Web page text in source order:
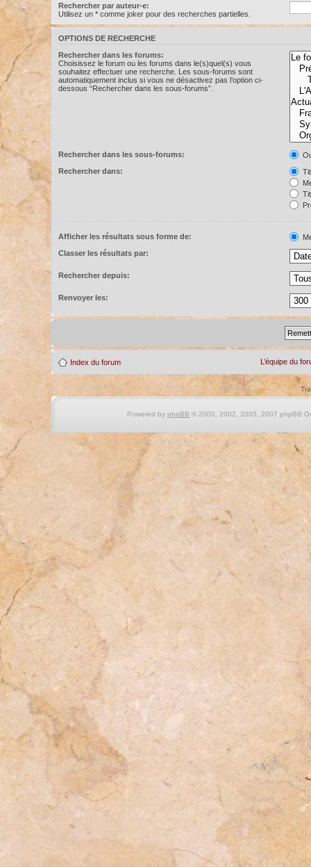
Rechercher par auteur-e:
Utilisez un * comme joker pour des recherches partielles.
OPTIONS DE RECHERCHE
Rechercher dans les forums:
Choisissez le forum ou les forums dans le(s)quel(s) vous
souhaitez effectuer une recherche. Les sous-forums sont
automatiquement inclus si vous ne désactivez pas l’option ci-
dessous “Rechercher dans les sous-forums”.
Rechercher dans les sous-forums:
Rechercher dans:
Afficher les résultats sous forme de:
Classer les résultats par:
Rechercher depuis:
Renvoyer les:
Index du forum L’équipe du
Powered by phpBB © 2000, 2002, 2005, 2007 phpBB